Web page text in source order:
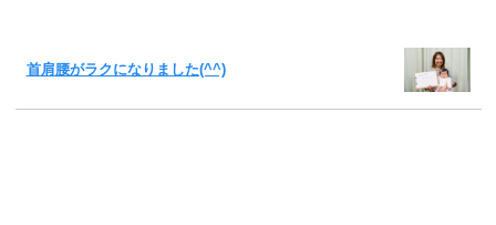
首肩腰がラクになりました(^^)